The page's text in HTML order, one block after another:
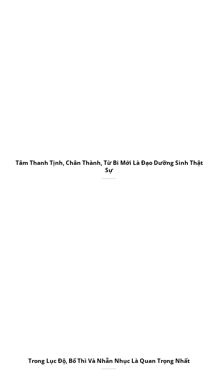
Tâm Thanh Tịnh, Chân Thành, Từ Bi Mới Là Đạo Dưỡng Sinh Thật
Sự
Trong Lục Độ, Bố Thì Và Nhẫn Nhục Là Quan Trọng Nhất